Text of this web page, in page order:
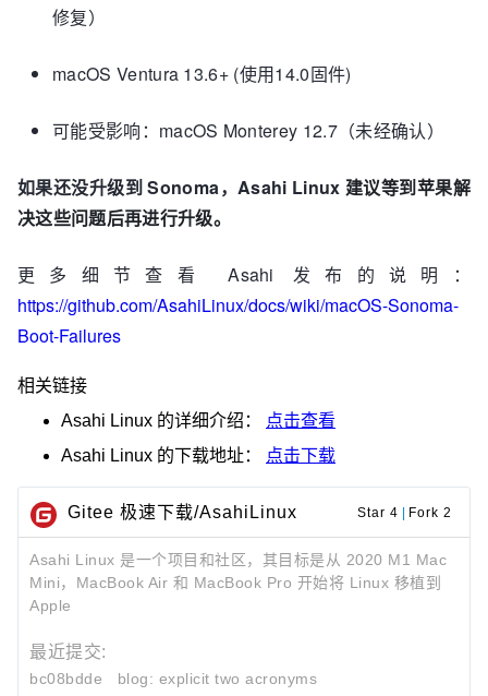
修复）
macOS Ventura 13.6+ (使用14.0固件)
可能受影响：macOS Monterey 12.7（未经确认）
如果还没升级到 Sonoma，Asahi Linux 建议等到苹果解
决这些问题后再进行升级。
更多细节查看 Asahi 发布的说明：
https://github.com/AsahiLinux/docs/wiki/macOS-Sonoma-
Boot-Failures
相关链接
Asahi Linux 的详细介绍：
点击查看
Asahi Linux 的下载地址： 点击下载
Gitee 极速下载/AsahiLinux Star 4 Fork 2
Asahi Linux 是一个项目和社区，其目标是从 2020 M1 Mac
Mini，MacBook Air 和 MacBook Pro 开始将 Linux 移植到
Apple
最近提交:
bc08bdde
blog: explicit two acronyms